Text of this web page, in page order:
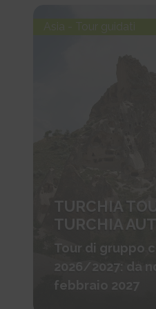
Asia - Tour guidati
TURCHIA
TURCHIA
Tour di gruppo
2026/2027: da
febbraio 2027